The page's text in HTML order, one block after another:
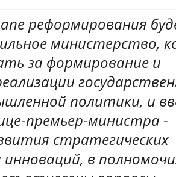
реформирования
министерство,
за формирование и
политики, и
премьер-министра -
стратегических
в